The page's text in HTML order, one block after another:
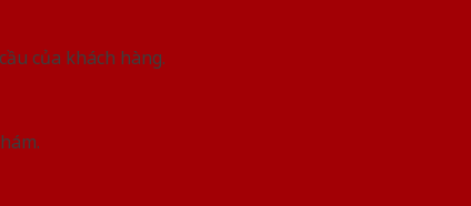
của khách hàng.